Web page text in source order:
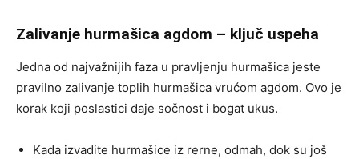
Zalivanje hurmašica agdom – ključ uspeha
Jedna od najvažnijih faza u pravljenju hurmašica jeste
pravilno zalivanje toplih hurmašica vrućom agdom. Ovo je
korak koji poslastici daje sočnost i bogat ukus.
Kada izvadite hurmašice iz rerne, odmah, dok su još